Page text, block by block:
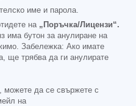
име и парола.
на „Поръчка/Лицензи“.
има бутон за анулиране на
Забележка: Ако имате
ще трябва да ги анулирате
можете да се свържете с
на